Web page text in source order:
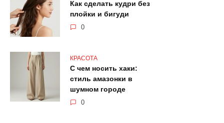
Как сделать кудри без
плойки и бигуди
0
КРАСОТА
С чем носить хаки:
стиль амазонки в
шумном городе
0